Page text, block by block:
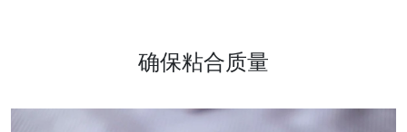
确保粘合质量